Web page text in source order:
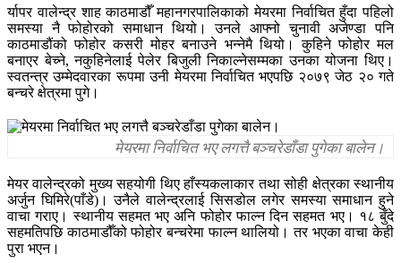
र्यापर वालेन्द्र शाह काठमाडौँ महानगरपालिकाको मेयरमा निर्वाचित हुँदा पहिलो
समस्या नै फोहोरको समाधान थियो। उनले आफ्नो चुनावी अजेण्डा पनि
काठमाडौंको फोहोर कसरी मोहर बनाउने भन्नेमै थियो। कुहिने फोहोर मल
बनाएर बेच्ने, नकुहिनेलाई पेलेर बिजुली निकाल्नेसम्मका उनका योजना थिए।
स्वतन्त्र उम्मेदवारका रूपमा उनी मेयरमा निर्वाचित भएपछि २०७९ जेठ २० गते
बन्चरे क्षेत्रमा पुगे।
मेयरमा निर्वाचित भए लगत्तै बञ्चरेडाँडा पुगेका बालेन।
मेयर वालेन्द्रको मुख्य सहयोगी थिए हाँस्यकलाकार तथा सोही क्षेत्रका स्थानीय
अर्जुन घिमिरे(पाँडे)। उनैले वालेन्द्रलाई सिसडोल लगेर समस्या समाधान हुने
वाचा गराए। स्थानीय सहमत भए अनि फोहोर फाल्न दिन सहमत भए। १८ बुँदे
सहमतिपछि काठमाडौँको फोहोर बन्चरेमा फाल्न थालियो। तर भएका वाचा केही
पुरा भएन।